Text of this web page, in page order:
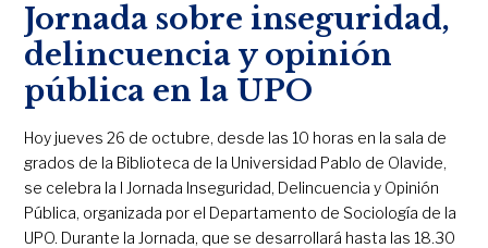
Jornada sobre inseguridad,
delincuencia y opinión
pública en la UPO
Hoy jueves 26 de octubre, desde las 10 horas en la sala de
grados de la Biblioteca de la Universidad Pablo de Olavide,
se celebra la I Jornada Inseguridad, Delincuencia y Opinión
Pública, organizada por el Departamento de Sociología de la
UPO. Durante la Jornada, que se desarrollará hasta las 18.30